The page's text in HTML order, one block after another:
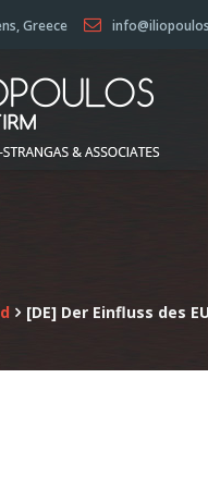
Greece
[DE] Der Einfluss des